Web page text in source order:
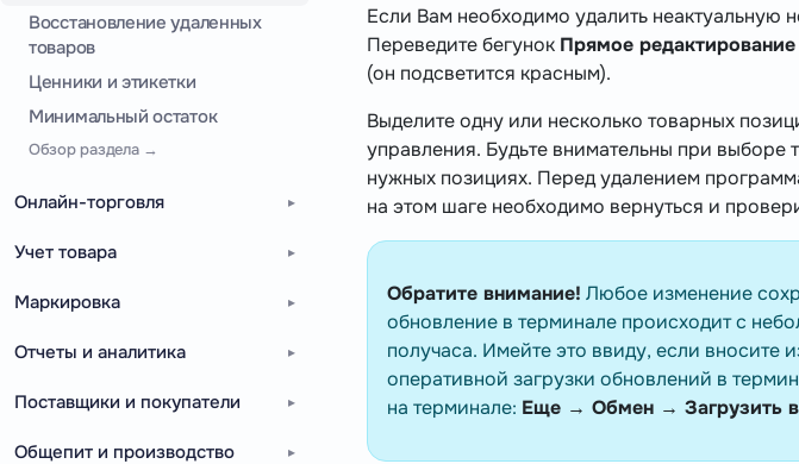
Восстановление удаленных
товаров
Ценники и этикетки
Минимальный остаток
Обзор раздела →
Онлайн-торговля
Учет товара
Маркировка
Отчеты и аналитика
Поставщики и покупатели
Общепит и производство
Если Вам необходимо удалить неактуальную
Переведите бегунок Прямое редактирование
(он подсветится красным).
Выделите одну или несколько товарных
управления. Будьте внимательны при выборе
нужных позициях. Перед удалением
на этом шаге необходимо вернуться и
Обратите внимание! Любое изменение
обновление в терминале происходит с
получаса. Имейте это ввиду, если вносите
оперативной загрузки обновлений в
на терминале: Еще → Обмен → Загрузить в